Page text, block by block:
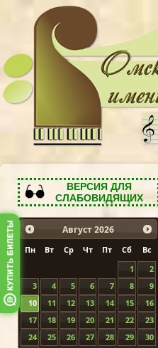
ВЕРСИЯ ДЛЯ
СЛАБОВИДЯЩИХ
Август 2026
Пн Вт Ср Чт Пт Сб
Вс
1
2
3
4 5 6 7 8
9
10
11 12 13 14 15
16
17
18 19 20 21 22
23
24
25 26 27 28 29
30